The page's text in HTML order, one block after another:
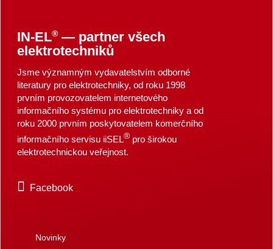
IN-EL®— partner všech
elektrotechniků
Jsme významným vydavatelstvím odborné
literatury pro elektrotechniky, od roku 1998
prvním provozovatelem internetového
informačního systému pro elektrotechniky a od
roku 2000 prvním poskytovatelem komerčního
informačního servisu iiSEL®pro širokou
elektrotechnickou veřejnost.
Facebook
Novinky